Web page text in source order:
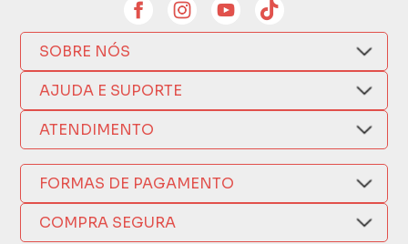
SOBRE NÓS
Quem Somos
Compra Segura
Como Comprar
Nossas Lojas
Política de Privacidade
AJUDA E SUPORTE
Nosso Aplicativo
Trocas e Devoluções
Formas de Pagamento
Fretes e Entregas
Fabricantes
Termos de Compra e Venda
ATENDIMENTO
Fale por WhatsApp
(17) 3209-9595
sacweb@lojaslivia.com.br
FORMAS DE PAGAMENTO
COMPRA SEGURA